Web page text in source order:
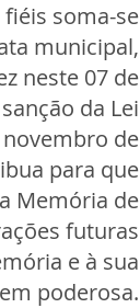
soma-se
municipal,
neste 07 de
da Lei
novembro de
para que
Memória de
futuras
e à sua
poderosa.